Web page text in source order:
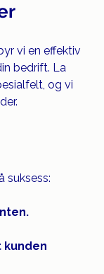
vi en effektiv
bedrift. La
og vi
suksess:
kunden